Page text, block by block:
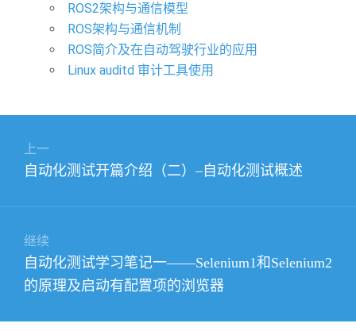
ROS2架构与通信模型
ROS架构与通信机制
ROS简介及在自动驾驶行业的应用
Linux auditd 审计工具使用
上一
上
章：
自动化测试开篇介绍（二）–自动化测试概述
继续
下
篇
章：
自动化测试学习笔记一——Selenium1和Selenium2
的原理及启动有配置项的浏览器